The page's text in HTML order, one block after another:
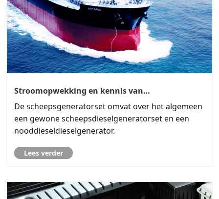
Stroomopwekking en kennis van
De scheepsgeneratorset omvat over het algemeen
een gewone scheepsdieselgeneratorset en een
nooddieseldieselgenerator.
Lees verder